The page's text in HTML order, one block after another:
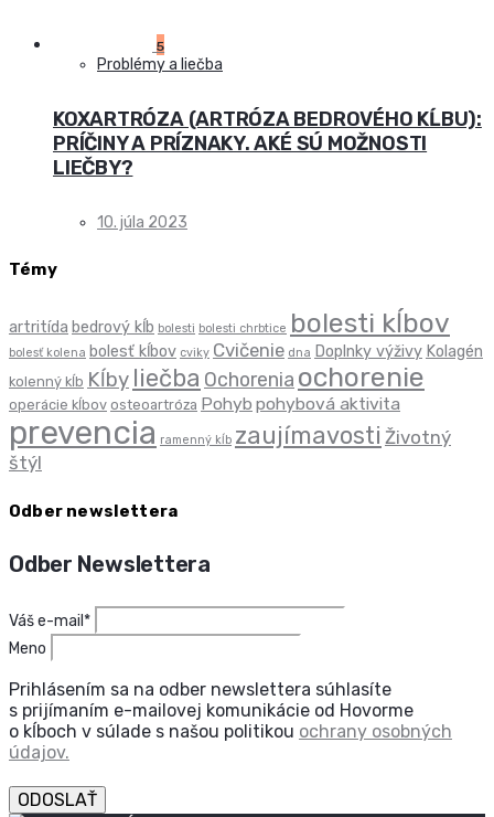
5
Problémy a liečba
KOXARTRÓZA (ARTRÓZA BEDROVÉHO KĹBU):
PRÍČINY A PRÍZNAKY. AKÉ SÚ MOŽNOSTI
LIEČBY?
10. júla 2023
Témy
artritída bedrový kĺb bolesti bolesti chrbtice bolesti kĺbov
bolesť kolena bolesť kĺbov cviky Cvičenie dna Doplnky výživy Kolagén
kolenný kĺb Kĺby liečba Ochorenia ochorenie
operácie kĺbov osteoartróza Pohyb pohybová aktivita
prevencia ramenný kĺb zaujímavosti Životný
štýl
Odber newslettera
Odber Newslettera
Váš e-mail*
Meno
Prihlásením sa na odber newslettera súhlasíte
s prijímaním e-mailovej komunikácie od Hovorme
o kĺboch v súlade s našou politikou ochrany osobných
údajov.
ODOSLAŤ